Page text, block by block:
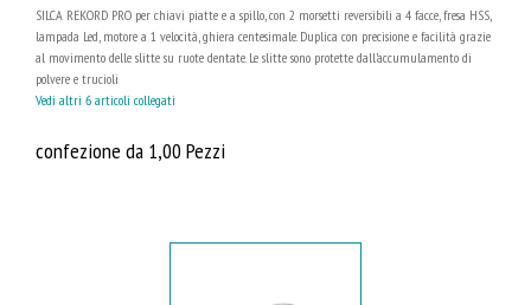
SILCA REKORD PRO per chiavi piatte e a spillo, con 2 morsetti reversibili a 4 facce, fresa HSS,
lampada Led, motore a 1 velocità, ghiera centesimale. Duplica con precisione e facilità grazie
al movimento delle slitte su ruote dentate. Le slitte sono protette dall’accumulamento di
polvere e trucioli
Vedi altri 6 articoli collegati
confezione da 1,00 Pezzi